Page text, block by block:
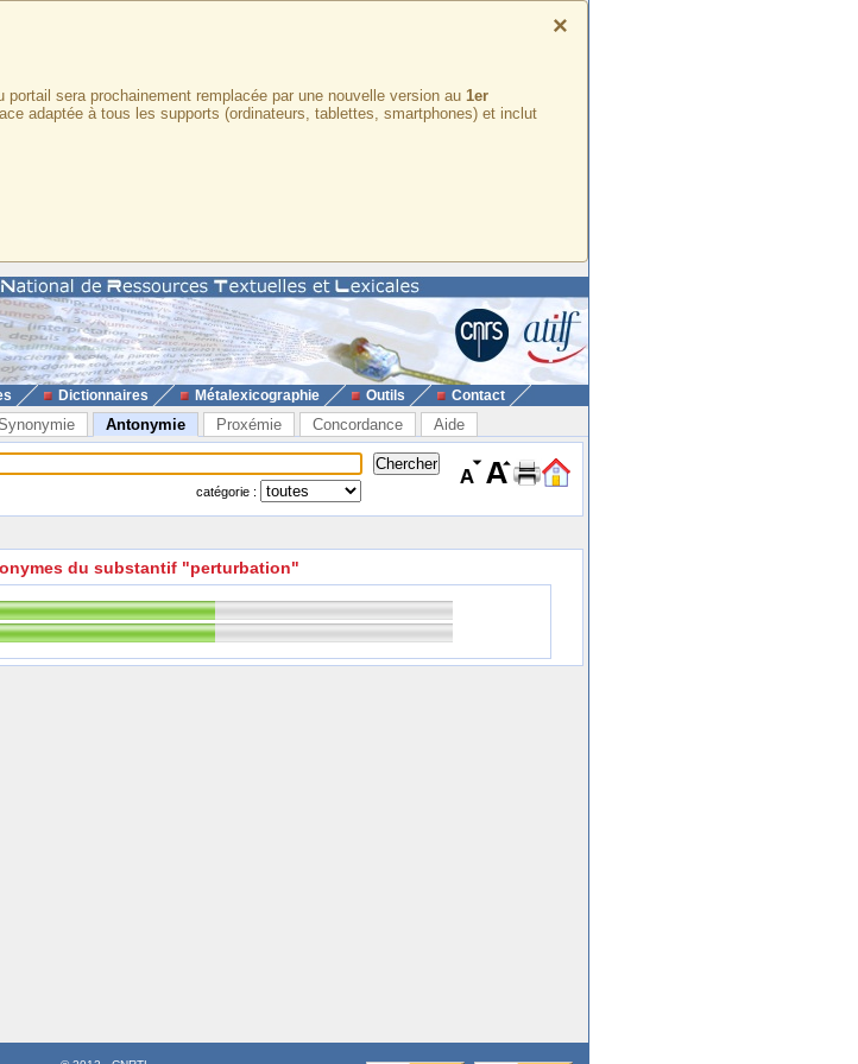
×
sera prochainement remplacée par une nouvelle version au 1er
adaptée à tous les supports (ordinateurs, tablettes, smartphones) et inclut
Dictionnaires Métalexicographie Outils Contact
Antonymie Proxémie Concordance Aide
catégorie :
du substantif "perturbation"